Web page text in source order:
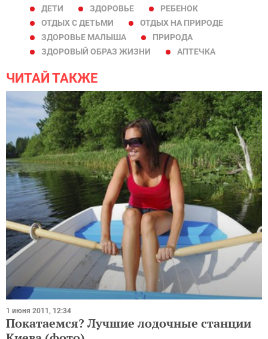
ДЕТИ
ЗДОРОВЬЕ
РЕБЕНОК
ОТДЫХ С ДЕТЬМИ
ОТДЫХ НА ПРИРОДЕ
ЗДОРОВЬЕ МАЛЫША
ПРИРОДА
ЗДОРОВЫЙ ОБРАЗ ЖИЗНИ
АПТЕЧКА
ЧИТАЙ ТАКЖЕ
1 июня 2011, 12:34
Покатаемся? Лучшие лодочные станции